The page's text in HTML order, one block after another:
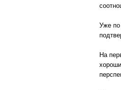
Уже по
На